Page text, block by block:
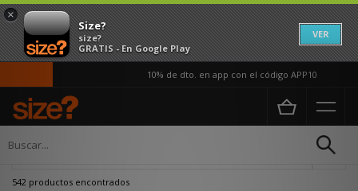
×
Size?
size?
GRATIS - En Google Play
VER
10% de dto. en app con el código APP10
Página principal
542 productos encontrados